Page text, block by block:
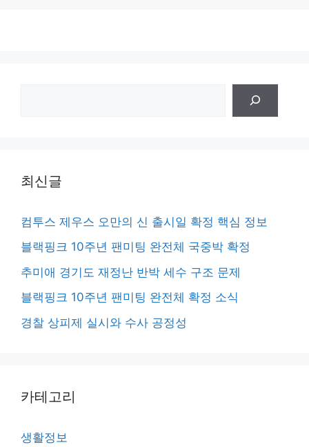
최신글
컴투스 제우스 오만의 신 출시일 확정 핵심 정보
블랙핑크 10주년 팬미팅 완전체 국중박 확정
추미애 경기도 재정난 반박 세수 구조 문제
블랙핑크 10주년 팬미팅 완전체 확정 소식
경찰 상피제 실시와 수사 공정성
카테고리
생활정보